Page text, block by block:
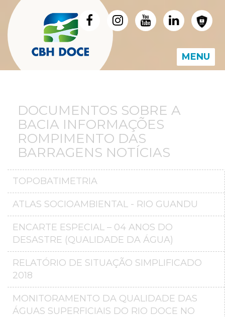
MENU
DOCUMENTOS SOBRE A
BACIA INFORMAÇÕES
ROMPIMENTO DAS
BARRAGENS NOTÍCIAS
TOPOBATIMETRIA
ATLAS SOCIOAMBIENTAL - RIO GUANDU
ENCARTE ESPECIAL – 04 ANOS DO
DESASTRE (QUALIDADE DA ÁGUA)
RELATÓRIO DE SITUAÇÃO SIMPLIFICADO
2018
MONITORAMENTO DA QUALIDADE DAS
ÁGUAS SUPERFICIAIS DO RIO DOCE NO